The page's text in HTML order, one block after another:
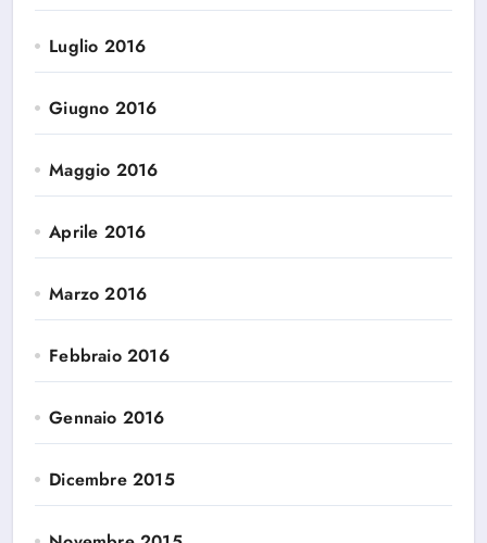
Luglio 2016
Giugno 2016
Maggio 2016
Aprile 2016
Marzo 2016
Febbraio 2016
Gennaio 2016
Dicembre 2015